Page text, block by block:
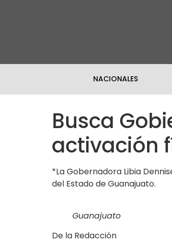
NACIONALES
Busca
activación
*La Gobernadora Libia
del Estado de Guanajuato.
Guanajuato
De la Redacción